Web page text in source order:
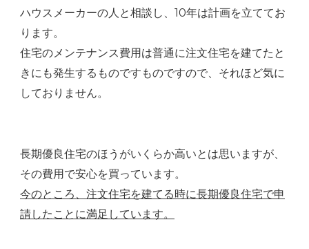
ハウスメーカーの人と相談し、10年は計画を立ててお
ります。
住宅のメンテナンス費用は普通に注文住宅を建てたと
きにも発生するものですものですので、それほど気に
しておりません。
長期優良住宅のほうがいくらか高いとは思いますが、
その費用で安心を買っています。
今のところ、注文住宅を建てる時に長期優良住宅で申
請したことに満足しています。